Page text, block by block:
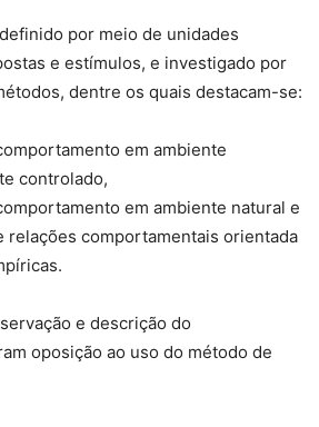
por meio de unidades
e estímulos, e investigado por
dentre os quais destacam-se:
em ambiente
controlado,
em ambiente natural e
relações comportamentais orientada
e descrição do
oposição ao uso do método de